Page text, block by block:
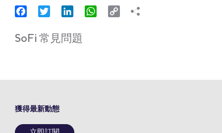
FacebookTwitter LinkedInWhatsApp
Copy
SoFi 常見問題
獲得最新動態